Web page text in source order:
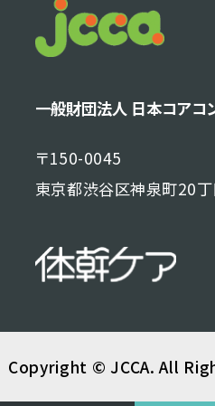
一般財団法人 日本コアコ
〒150-0045
東京都渋谷区神泉町20
Copyright © JCCA. All